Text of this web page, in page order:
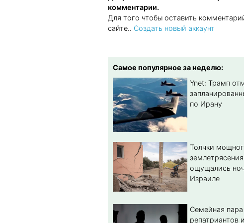
комментарии.
Для того чтобы оставить
сайте.. Создать новый аккаунт
Самое популярное за неделю:
Ynet: Трамп
по Ирану
Толчки
ощущались
Израиле
Семейная пара
репатриантов